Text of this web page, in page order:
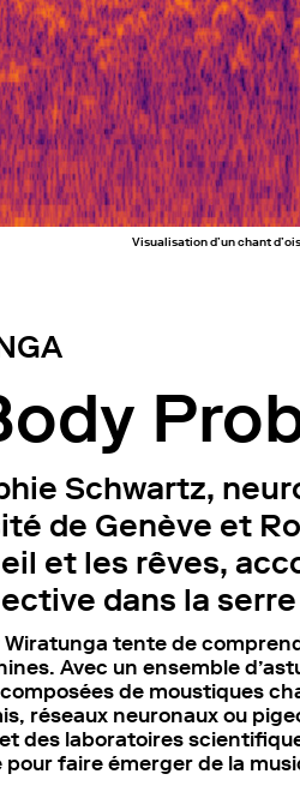
Visualisation d’un chant
Schwartz,
de Genève et
et les rêves,
dans la
tente de
Avec un ensemble
de moustiques
réseaux neuronaux ou
et des laboratoires
faire émerger de la